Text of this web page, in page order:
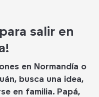
salir en
en Normandía o
busca una idea,
en familia. Papá,